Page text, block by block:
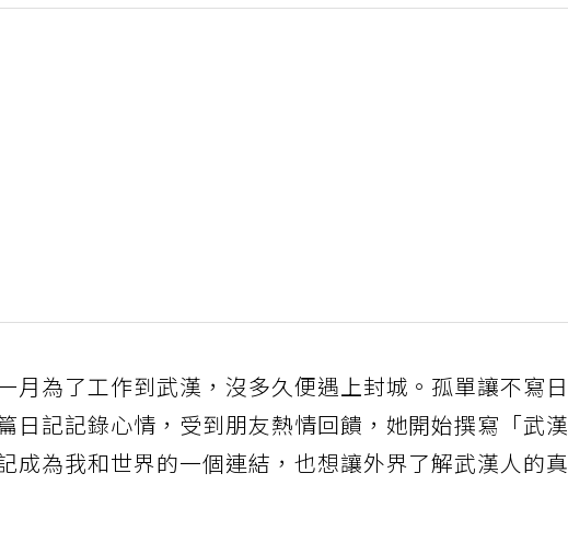
月為了工作到武漢，沒多久便遇上封城。孤單讓不寫日
日記記錄心情，受到朋友熱情回饋，她開始撰寫「武漢
成為我和世界的一個連結，也想讓外界了解武漢人的真